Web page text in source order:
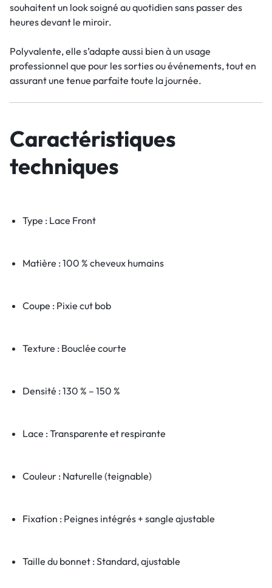
souhaitent un look soigné au quotidien sans passer des
heures devant le miroir.
Polyvalente, elle s’adapte aussi bien à un usage
professionnel que pour les sorties ou événements, tout en
assurant une tenue parfaite toute la journée.
Caractéristiques
techniques
Type : Lace Front
Matière : 100 % cheveux humains
Coupe : Pixie cut bob
Texture : Bouclée courte
Densité : 130 % – 150 %
Lace : Transparente et respirante
Couleur : Naturelle (teignable)
Fixation : Peignes intégrés + sangle ajustable
Taille du bonnet : Standard, ajustable